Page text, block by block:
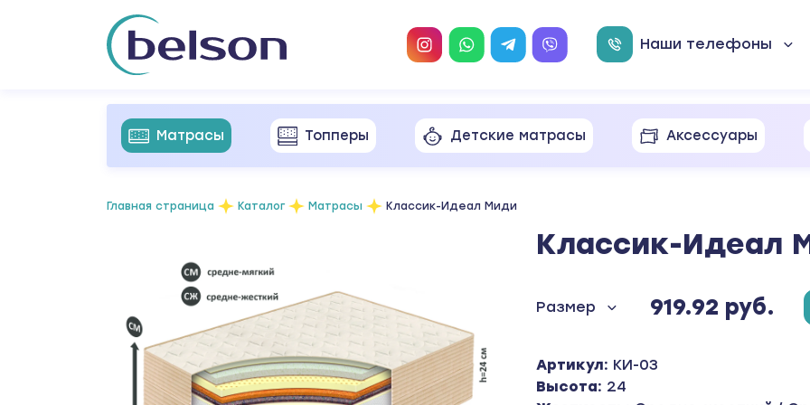
Наши телефоны
Матрасы Топперы Детские матрасы Аксессуары
Подматрасник
Главная страница Каталог Матрасы Классик-Идеал Миди
Классик-Идеал
Размер 919.92 руб.
Артикул: КИ-03
Высота: 24